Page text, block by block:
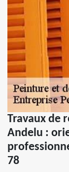
Travaux de
Andelu :
78